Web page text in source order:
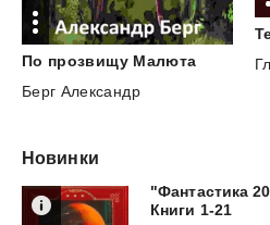
По прозвищу Малюта
Берг Александр
Новинки
"Фантастика
Книги 1-21